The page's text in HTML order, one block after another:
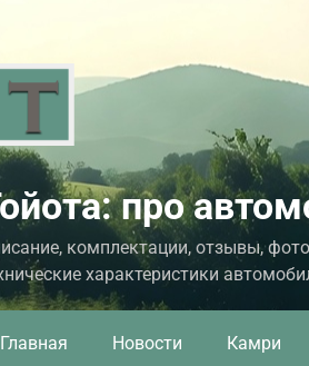
про
комплектации, отзывы,
характеристики
Главная Новости Камри